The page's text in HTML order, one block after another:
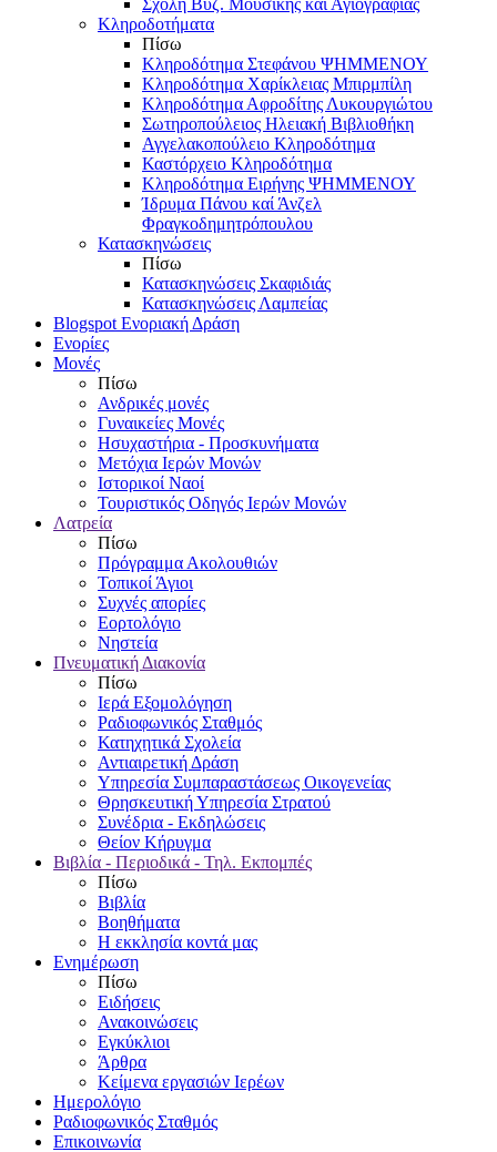
Κληροδοτήματα
Πίσω
Κληροδότημα Στεφάνου ΨΗΜΜΕΝΟΥ
Κληροδότημα Χαρίκλειας Μπιρμπίλη
Κληροδότημα Αφροδίτης Λυκουργιώτου
Σωτηροπούλειος Ηλειακή Βιβλιοθήκη
Αγγελακοπούλειο Κληροδότημα
Καστόρχειο Κληροδότημα
Κληροδότημα Ειρήνης ΨΗΜΜΕΝΟΥ
Ίδρυμα Πάνου καί Άνζελ
Φραγκοδημητρόπουλου
Κατασκηνώσεις
Πίσω
Κατασκηνώσεις Σκαφιδιάς
Κατασκηνώσεις Λαμπείας
Blogspot Ενοριακή Δράση
Ενορίες
Μονές
Πίσω
Ανδρικές μονές
Γυναικείες Μονές
Ησυχαστήρια - Προσκυνήματα
Μετόχια Ιερών Μονών
Ιστορικοί Ναοί
Τουριστικός Οδηγός Ιερών Μονών
Λατρεία
Πίσω
Πρόγραμμα Ακολουθιών
Τοπικοί Άγιοι
Συχνές απορίες
Εορτολόγιο
Νηστεία
Πνευματική Διακονία
Πίσω
Ιερά Εξομολόγηση
Ραδιοφωνικός Σταθμός
Κατηχητικά Σχολεία
Αντιαιρετική Δράση
Υπηρεσία Συμπαραστάσεως Οικογενείας
Θρησκευτική Υπηρεσία Στρατού
Συνέδρια - Εκδηλώσεις
Θείον Κήρυγμα
Βιβλία - Περιοδικά - Τηλ. Εκπομπές
Πίσω
Βιβλία
Βοηθήματα
Η εκκλησία κοντά μας
Ενημέρωση
Πίσω
Ειδήσεις
Ανακοινώσεις
Εγκύκλιοι
Άρθρα
Κείμενα εργασιών Ιερέων
Ημερολόγιο
Ραδιοφωνικός Σταθμός
Επικοινωνία